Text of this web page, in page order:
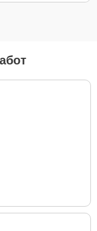
и есть планы на
оригинал, или
себя